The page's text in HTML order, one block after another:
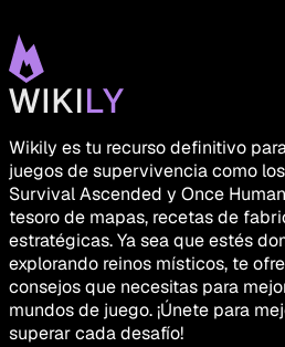
Wikily es tu recurso definitivo
juegos de supervivencia como
Survival Ascended y Once
tesoro de mapas, recetas de
estratégicas. Ya sea que estés
explorando reinos místicos, te
consejos que necesitas para
mundos de juego. ¡Únete para
superar cada desafío!